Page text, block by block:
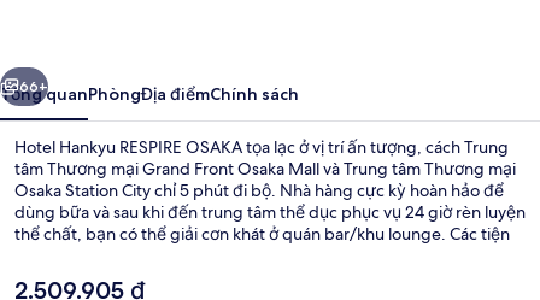
Tiếp
66+
Tổng quanPhòngĐịa điểmChính sách
Hotel Hankyu RESPIRE OSAKA tọa lạc ở vị trí ấn tượng, cách Trung
tâm Thương mại Grand Front Osaka Mall và Trung tâm Thương mại
Osaka Station City chỉ 5 phút đi bộ. Nhà hàng cực kỳ hoàn hảo để
dùng bữa và sau khi đến trung tâm thể dục phục vụ 24 giờ rèn luyện
thể chất, bạn có thể giải cơn khát ở quán bar/khu lounge. Các tiện
thích vị trí trung tâm của nơi lưu trú vì tiện cho ngắm cảnh và chỉ cần
Giá
2.509.905 ₫